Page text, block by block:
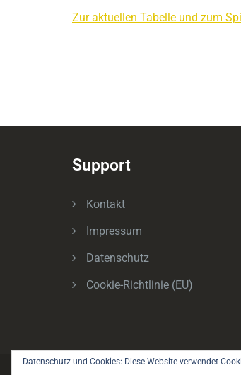
Zur aktuellen Tabelle und zum
Support
Kontakt
Impressum
Datenschutz
Cookie-Richtlinie (EU)
Datenschutz und Cookies: Diese Website verwendet